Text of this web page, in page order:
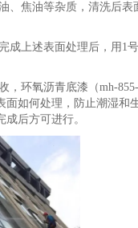
、焦油等杂质，清洗后表
成上述表面处理后，用1号
，环氧沥青底漆（mh-
面如何处理，防止潮湿和
后方可进行。